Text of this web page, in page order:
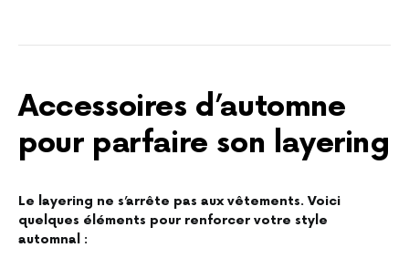
Accessoires d’automne
pour parfaire son layering
Le layering ne s’arrête pas aux vêtements. Voici
quelques éléments pour renforcer votre style
automnal :